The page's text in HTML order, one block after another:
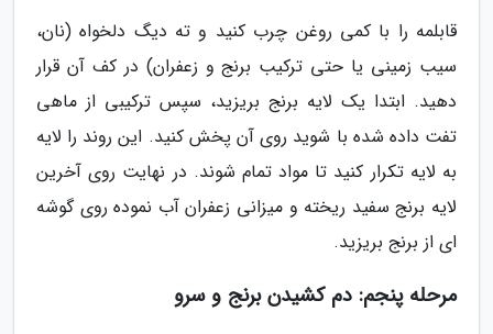
قابلمه را با کمی روغن چرب کنید و ته دیگ دلخواه (نان،
سیب زمینی یا حتی ترکیب برنج و زعفران) در کف آن قرار
دهید. ابتدا یک لایه برنج بریزید، سپس ترکیبی از ماهی
تفت داده شده با شوید روی آن پخش کنید. این روند را لایه
به لایه تکرار کنید تا مواد تمام شوند. در نهایت روی آخرین
لایه برنج سفید ریخته و میزانی زعفران آب نموده روی گوشه
ای از برنج بریزید.
مرحله پنجم: دم کشیدن برنج و سرو